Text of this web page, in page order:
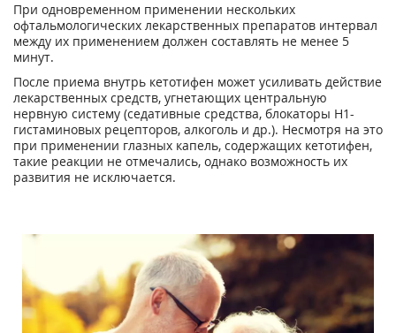
При одновременном применении нескольких
офтальмологических лекарственных препаратов интервал
между их применением должен составлять не менее 5
минут.
После приема внутрь кетотифен может усиливать действие
лекарственных средств, угнетающих центральную
нервную систему (седативные средства, блокаторы Н1-
гистаминовых рецепторов, алкоголь и др.). Несмотря на это
при применении глазных капель, содержащих кетотифен,
такие реакции не отмечались, однако возможность их
развития не исключается.